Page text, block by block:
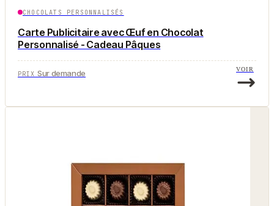
CHOCOLATS PERSONNALISÉS
Carte Publicitaire avec Œuf en Chocolat
Personnalisé - Cadeau Pâques
PRIX Sur demande VOIR